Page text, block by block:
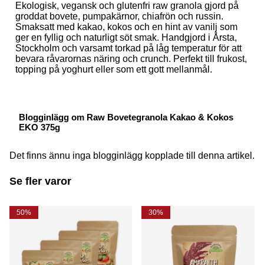
Ekologisk, vegansk och glutenfri raw granola gjord på
groddat bovete, pumpakärnor, chiafrön och russin.
Smaksatt med kakao, kokos och en hint av vanilj som
ger en fyllig och naturligt söt smak. Handgjord i Årsta,
Stockholm och varsamt torkad på låg temperatur för att
bevara råvarornas näring och crunch. Perfekt till frukost,
topping på yoghurt eller som ett gott mellanmål.
Blogginlägg om Raw Bovetegranola Kakao & Kokos
EKO 375g
Det finns ännu inga blogginlägg kopplade till denna artikel.
Se fler varor
50% 30%